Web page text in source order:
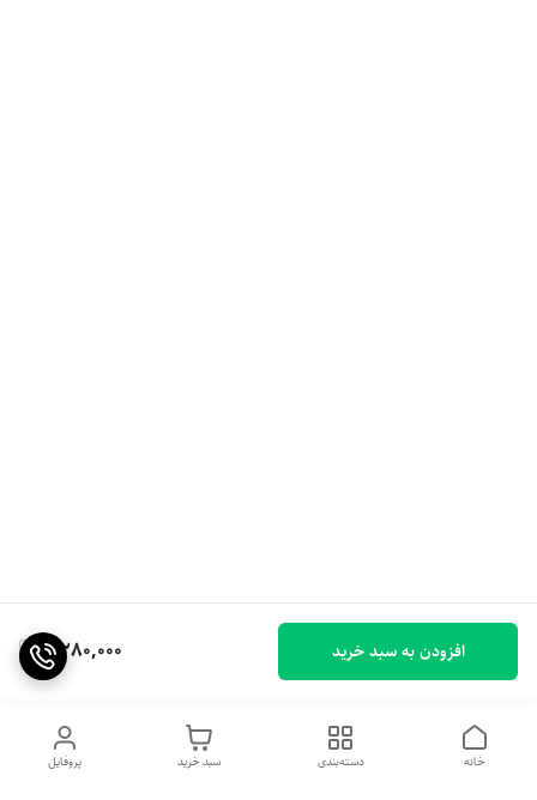
4,280,000 افزودن به سبد خرید
پروفایل سبد خرید دسته‌بندی خانه